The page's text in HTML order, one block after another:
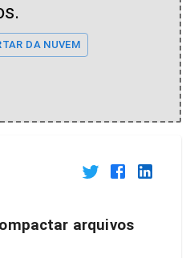
DA NUVEM
arquivos